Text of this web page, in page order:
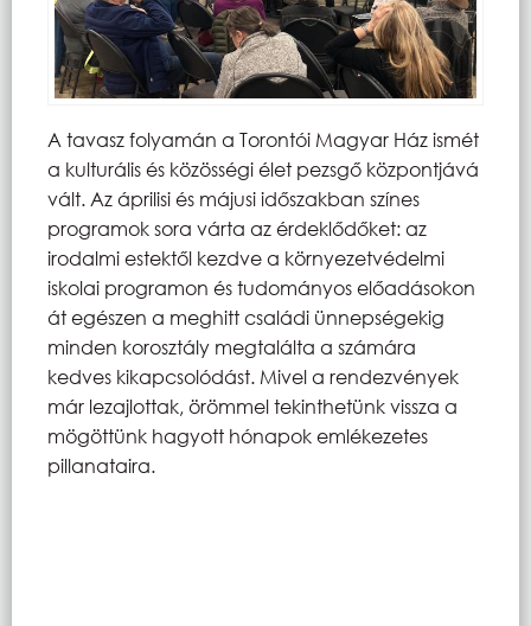
A tavasz folyamán a Torontói Magyar Ház ismét
a kulturális és közösségi élet pezsgő központjává
vált. Az áprilisi és májusi időszakban színes
programok sora várta az érdeklődőket: az
irodalmi estektől kezdve a környezetvédelmi
iskolai programon és tudományos előadásokon
át egészen a meghitt családi ünnepségekig
minden korosztály megtalálta a számára
kedves kikapcsolódást. Mivel a rendezvények
már lezajlottak, örömmel tekinthetünk vissza a
mögöttünk hagyott hónapok emlékezetes
pillanataira.